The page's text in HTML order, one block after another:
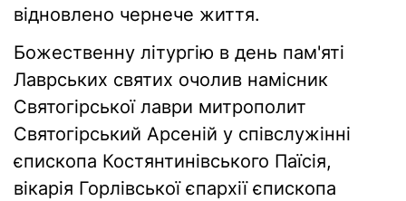
відновлено чернече життя.
Божественну літургію в день пам'яті
Лаврських святих очолив намісник
Святогірської лаври митрополит
Святогірський Арсеній у співслужінні
єпископа Костянтинівського Паїсія,
вікарія Горлівської єпархії єпископа